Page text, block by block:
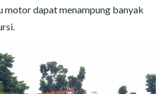
motor dapat menampung banyak